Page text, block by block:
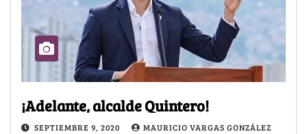
¡Adelante, alcalde Quintero!
SEPTIEMBRE 9, 2020 MAURICIO VARGAS GONZÁLEZ